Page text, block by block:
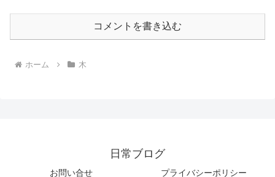
コメントを書き込む
ホーム 木
日常ブログ
お問い合せ
プライバシーポリシー